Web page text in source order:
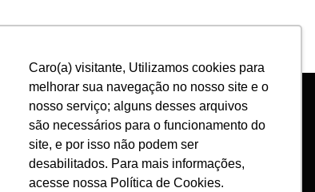
Caro(a) visitante, Utilizamos cookies para
melhorar sua navegação no nosso site e o
nosso serviço; alguns desses arquivos
são necessários para o funcionamento do
site, e por isso não podem ser
desabilitados. Para mais informações,
acesse nossa Política de Cookies.